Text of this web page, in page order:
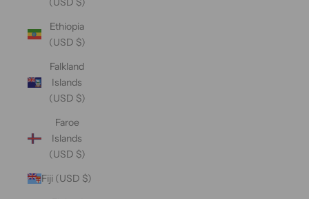
Ethiopia
(USD $)
Falkland
Islands
(USD $)
Faroe
Islands
(USD $)
Fiji (USD $)